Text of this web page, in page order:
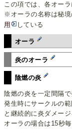
この項では、各オー
※オーラの名称は秘境
用
している
オーラ
炎のオーラ
陰燃の炎
陰燃の炎を一定間隔で
発生時にサークルの
と継続的に炎ダメージ
オーラの場合は15秒